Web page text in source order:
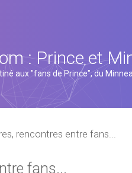
: Prince et
aux "fans de Prince", du
rencontres entre fans...
fans...